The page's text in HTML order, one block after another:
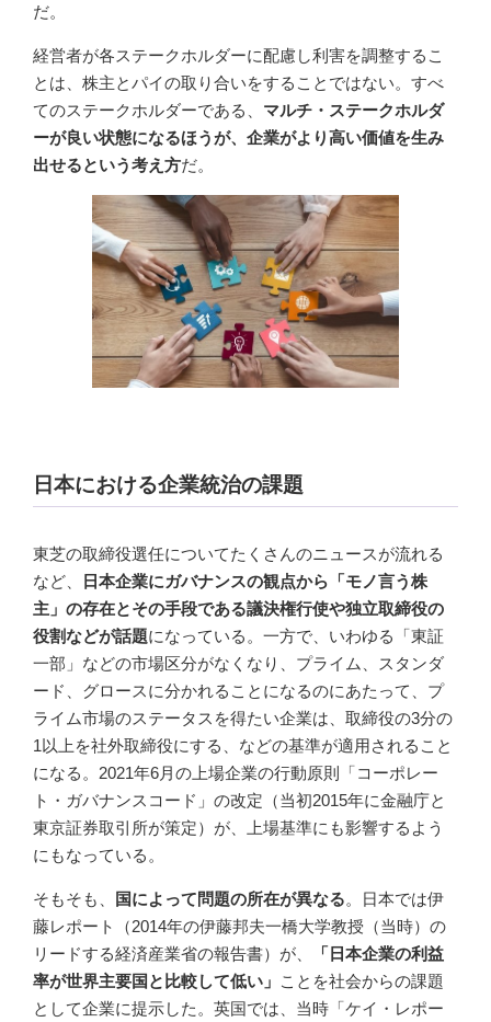
だ。
経営者が各ステークホルダーに配慮し利害を調整するこ
とは、株主とパイの取り合いをすることではない。すべ
てのステークホルダーである、 マルチ・ステークホルダ
ーが良い状態になるほうが、企業がより高い価値を生み
出せるという考え方だ。
日本における企業統治の課題
東芝の取締役選任についてたくさんのニュースが流れる
など、
日本企業にガバナンスの観点から「モノ言う株
主」の存在とその手段である議決権行使や独立取締役の
役割などが話題になっている。一方で、いわゆる「東証
一部」などの市場区分がなくなり、プライム、スタンダ
ード、グロースに分かれることになるのにあたって、プ
ライム市場のステータスを得たい企業は、取締役の3分の
1以上を社外取締役にする、などの基準が適用されること
になる。2021年6月の上場企業の行動原則「コーポレー
ト・ガバナンスコード」の改定（当初2015年に金融庁と
東京証券取引所が策定）が、上場基準にも影響するよう
にもなっている。
そもそも、 国によって問題の所在が異なる。日本では伊
藤レポート（2014年の伊藤邦夫一橋大学教授（当時）の
リードする経済産業省の報告書）が、
「日本企業の利益
率が世界主要国と比較して低い」 ことを社会からの課題
として企業に提示した。英国では、当時「ケイ・レポー